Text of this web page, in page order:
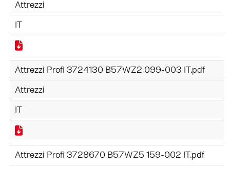
Attrezzi
IT
Attrezzi Profi 3724130 B57WZ2 099-003 IT.pdf
Attrezzi
IT
Attrezzi Profi 3728670 B57WZ5 159-002 IT.pdf